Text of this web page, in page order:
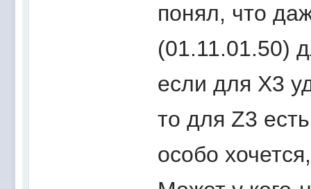
понял, что
(01.11.01.50)
если для X3
то для Z3
особо